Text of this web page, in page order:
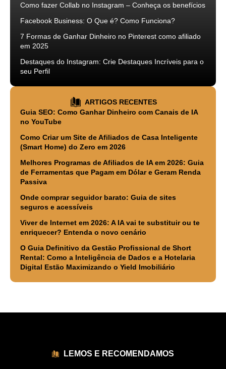
Como fazer Collab no Instagram – Conheça os benefícios
Facebook Business: O Que é? Como Funciona?
7 Formas de Ganhar Dinheiro no Pinterest como afiliado
em 2025
Destaques do Instagram: Crie Destaques Incríveis para o
seu Perfil
ARTIGOS RECENTES
Guia SEO: Como Ganhar Dinheiro com Canais de IA
no YouTube
Como Criar um Site de Afiliados de Casa Inteligente
(Smart Home) do Zero em 2026
Melhores Programas de Afiliados de IA em 2026: Guia
de Ferramentas que Pagam em Dólar e Geram Renda
Passiva
Onde comprar seguidor barato: Guia de sites
seguros e acessíveis
Viver de Internet em 2026: A IA vai te substituir ou te
enriquecer? Entenda o novo cenário
O Guia Definitivo da Gestão Profissional de Short
Rental: Como a Inteligência de Dados e a Hotelaria
Digital Estão Maximizando o Yield Imobiliário
LEMOS E RECOMENDAMOS